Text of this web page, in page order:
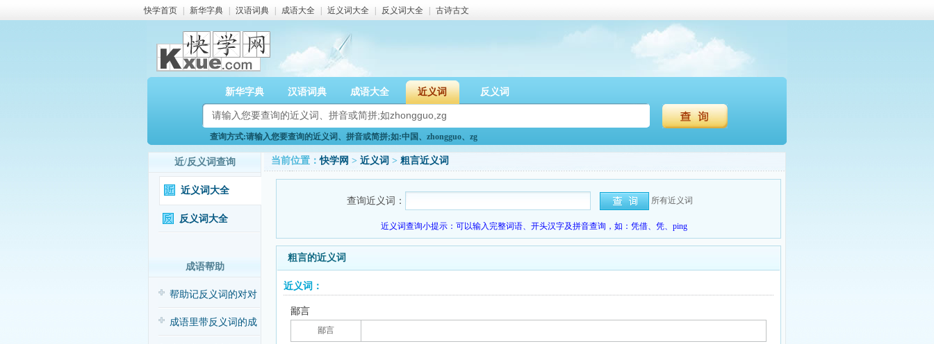
快学首页 新华字典 汉语词典 成语大全 近义词大全 反义词大全 古诗古文
新华字典 汉语词典 成语大全 近义词 反义词
查询方式:请输入您要查询的近义词、拼音或简拼;如:中国、zhongguo、zg
近/反义词查询
近义词大全
反义词大全
成语帮助
帮助记反义词的对对
子歌
成语里带反义词的成
当前位置：快学网 > 近义词 > 粗言近义词
查询近义词： 所有近义词
近义词查询小提示：可以输入完整词语、开头汉字及拼音查询，如：凭借、凭、ping
粗言的近义词
近义词：
鄙言
鄙言